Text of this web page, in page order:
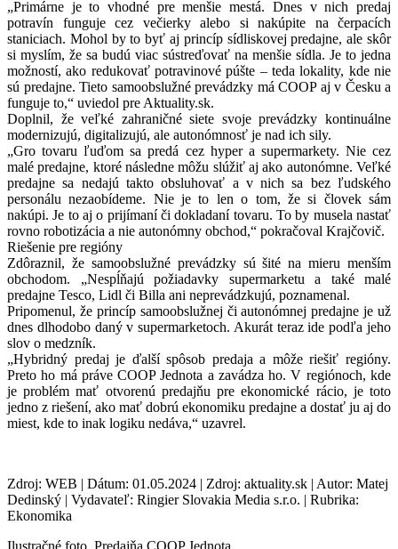
„Primárne je to vhodné pre menšie mestá. Dnes v nich predaj
potravín funguje cez večierky alebo si nakúpite na čerpacích
staniciach. Mohol by to byť aj princíp sídliskovej predajne, ale skôr
si myslím, že sa budú viac sústreďovať na menšie sídla. Je to jedna
možností, ako redukovať potravinové púšte – teda lokality, kde nie
sú predajne. Tieto samoobslužné prevádzky má COOP aj v Česku a
funguje to,“ uviedol pre Aktuality.sk.
Doplnil, že veľké zahraničné siete svoje prevádzky kontinuálne
modernizujú, digitalizujú, ale autonómnosť je nad ich sily.
„Gro tovaru ľuďom sa predá cez hyper a supermarkety. Nie cez
malé predajne, ktoré následne môžu slúžiť aj ako autonómne. Veľké
predajne sa nedajú takto obsluhovať a v nich sa bez ľudského
personálu nezaobídeme. Nie je to len o tom, že si človek sám
nakúpi. Je to aj o prijímaní či dokladaní tovaru. To by musela nastať
rovno robotizácia a nie autonómny obchod,“ pokračoval Krajčovič.
Riešenie pre regióny
Zdôraznil, že samoobslužné prevádzky sú šité na mieru menším
obchodom. „Nespĺňajú požiadavky supermarketu a také malé
predajne Tesco, Lidl či Billa ani neprevádzkujú, poznamenal.
Pripomenul, že princíp samoobslužnej či autonómnej predajne je už
dnes dlhodobo daný v supermarketoch. Akurát teraz ide podľa jeho
slov o medzník.
„Hybridný predaj je ďalší spôsob predaja a môže riešiť regióny.
Preto ho má práve COOP Jednota a zavádza ho. V regiónoch, kde
je problém mať otvorenú predajňu pre ekonomické rácio, je toto
jedno z riešení, ako mať dobrú ekonomiku predajne a dostať ju aj do
miest, kde to inak logiku nedáva,“ uzavrel.
Zdroj: WEB | Dátum: 01.05.2024 | Zdroj: aktuality.sk | Autor: Matej
Dedinský | Vydavateľ: Ringier Slovakia Media s.r.o. | Rubrika:
Ekonomika